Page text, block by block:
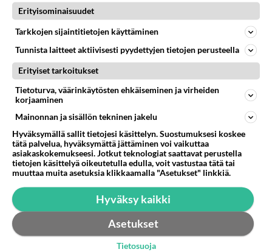
Popmusiikki on hyvää ja arvokasta, sillä se tuo
ikävää että ihmiset e...
19.06.2024 08:10 4 260
THE BEATLES Vastattu 1v
pyytää anteeksi. Haluan pyytää anteeksi palstan
häiritsemistä, l...
17.12.2014 13:17 4 207
Erityisominaisuudet
Tarkkojen sijaintitietojen käyttäminen
Tunnista laitteet aktiivisesti pyydettyjen tietojen perusteella
Erityiset tarkoitukset
Tietoturva, väärinkäytösten ehkäiseminen ja virheiden
korjaaminen
Mainonnan ja sisällön tekninen jakelu
Hyväksymällä sallit tietojesi käsittelyn. Suostumuksesi koskee
tätä palvelua, hyväksymättä jättäminen voi vaikuttaa
asiakaskokemukseesi. Jotkut teknologiat saattavat perustella
tietojen käsittelyä oikeutetulla edulla, voit vastustaa tätä tai
muuttaa muita asetuksia klikkaamalla "Asetukset" linkkiä.
Hyväksy kaikki
Asetukset
Tietosuoja